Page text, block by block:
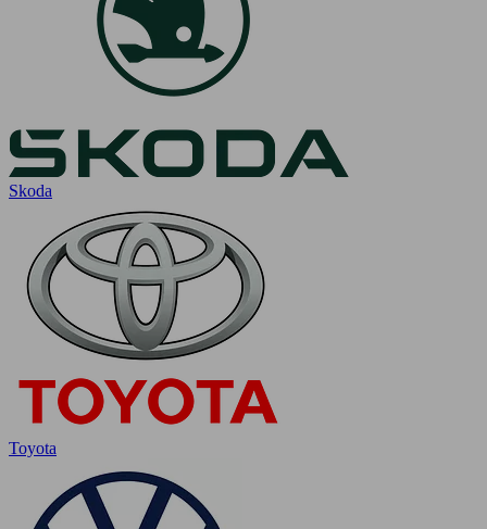
Skoda
Toyota